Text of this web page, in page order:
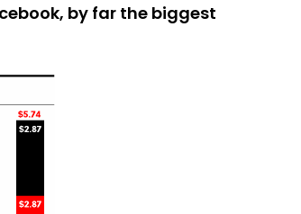
by far the biggest